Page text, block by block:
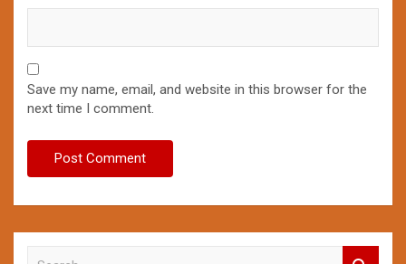
Save my name, email, and website in this browser for the
next time I comment.